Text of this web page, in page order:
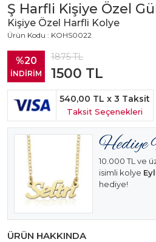
Ş Harfli Kişiye Özel
Kişiye Özel Harfli Kolye
Ürün Kodu : KOHS0022
%20
İNDİRİM
1875TL
1500 TL
540,00 TL x 3 Taksit
Taksit Seçenekleri
10.000 TL ve
isimli kolye
hediye!
ÜRÜN HAKKINDA